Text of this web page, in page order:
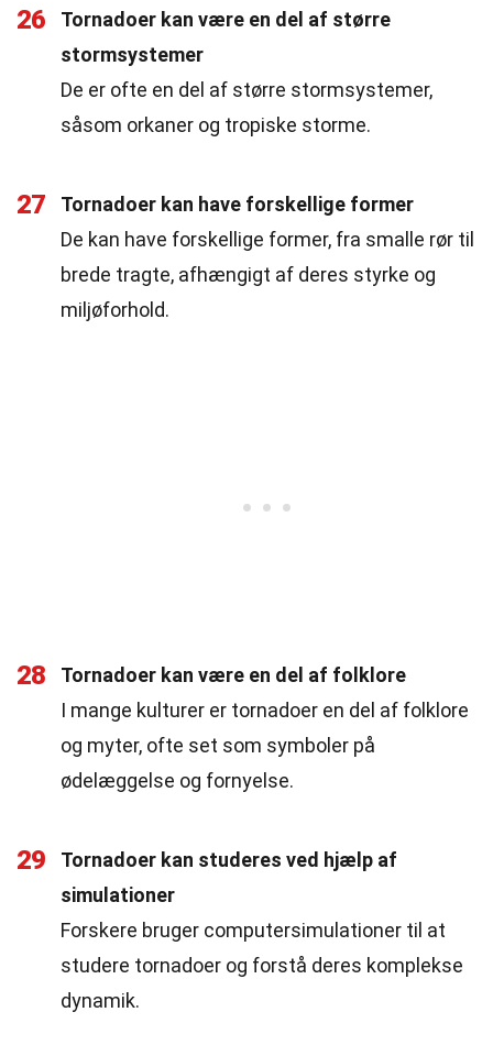
26
Tornadoer kan være en del af større
stormsystemer
De er ofte en del af større stormsystemer,
såsom orkaner og tropiske storme.
27
Tornadoer kan have forskellige former
De kan have forskellige former, fra smalle rør til
brede tragte, afhængigt af deres styrke og
miljøforhold.
28
Tornadoer kan være en del af folklore
I mange kulturer er tornadoer en del af folklore
og myter, ofte set som symboler på
ødelæggelse og fornyelse.
29
Tornadoer kan studeres ved hjælp af
simulationer
Forskere bruger computersimulationer til at
studere tornadoer og forstå deres komplekse
dynamik.